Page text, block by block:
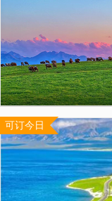
可订今日